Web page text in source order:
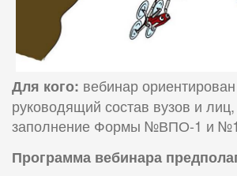
Для кого: вебинар
руководящий состав вузов и
заполнение Формы №ВПО-1 и
Программа вебинара